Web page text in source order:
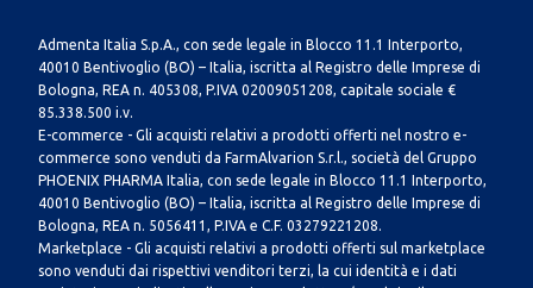
Admenta Italia S.p.A., con sede legale in Blocco 11.1 Interporto,
40010 Bentivoglio (BO) – Italia, iscritta al Registro delle Imprese di
Bologna, REA n. 405308, P.IVA 02009051208, capitale sociale €
85.338.500 i.v.
E-commerce - Gli acquisti relativi a prodotti offerti nel nostro e-
commerce sono venduti da FarmAlvarion S.r.l., società del Gruppo
PHOENIX PHARMA Italia, con sede legale in Blocco 11.1 Interporto,
40010 Bentivoglio (BO) – Italia, iscritta al Registro delle Imprese di
Bologna, REA n. 5056411, P.IVA e C.F. 03279221208.
Marketplace - Gli acquisti relativi a prodotti offerti sul marketplace
sono venduti dai rispettivi venditori terzi, la cui identità e i dati